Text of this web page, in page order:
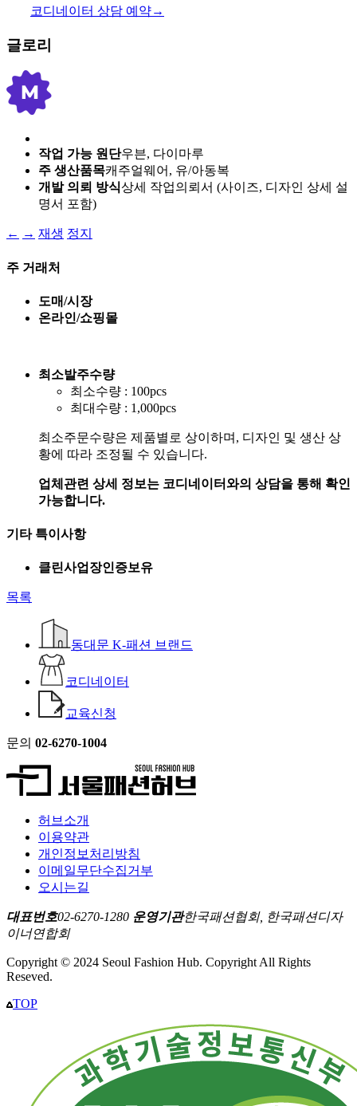
코디네이터 상담 예약→
글로리
작업 가능 원단우븐, 다이마루
주 생산품목캐주얼웨어, 유/아동복
개발 의뢰 방식상세 작업의뢰서 (사이즈, 디자인 상세 설
명서 포함)
← → 재생 정지
주 거래처
도매/시장
온라인/쇼핑몰
최소발주수량
최소수량 : 100pcs
최대수량 : 1,000pcs
최소주문수량은 제품별로 상이하며, 디자인 및 생산 상
황에 따라 조정될 수 있습니다.
업체관련 상세 정보는 코디네이터와의 상담을 통해 확인
가능합니다.
기타 특이사항
클린사업장인증보유
목록
동대문 K-패션 브랜드
코디네이터
교육신청
문의 02-6270-1004
허브소개
이용약관
개인정보처리방침
이메일무단수집거부
오시는길
대표번호02-6270-1280 운영기관한국패션협회, 한국패션디자
이너연합회
Copyright © 2024 Seoul Fashion Hub. Copyright All Rights
Reseved.
TOP